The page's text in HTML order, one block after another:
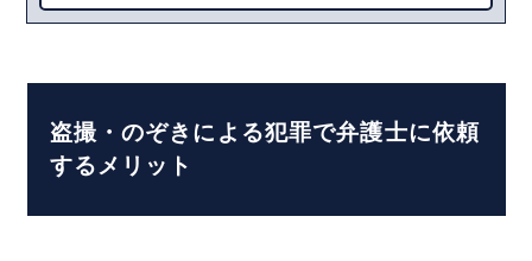
盗撮・のぞきによる犯罪で弁護士に依頼
するメリット